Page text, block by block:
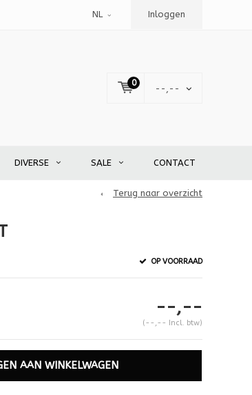
NL Inloggen
0
--,--
DIVERSE SALE CONTACT
Terug naar overzicht
OP VOORRAAD
--,--
(--,-- Incl. btw)
AAN WINKELWAGEN